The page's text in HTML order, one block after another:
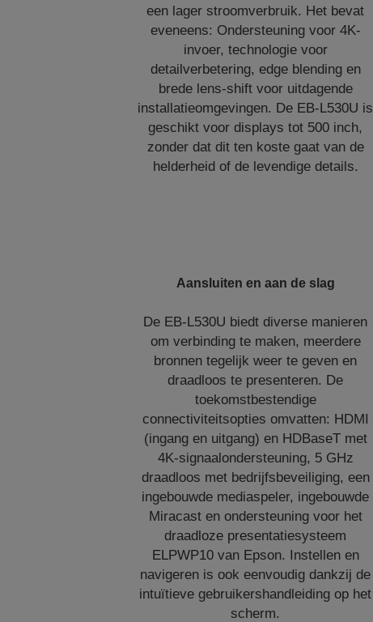
een lager stroomverbruik. Het bevat
eveneens: Ondersteuning voor 4K-
invoer, technologie voor
detailverbetering, edge blending en
brede lens-shift voor uitdagende
installatieomgevingen. De EB-L530U is
geschikt voor displays tot 500 inch,
zonder dat dit ten koste gaat van de
helderheid of de levendige details.
Aansluiten en aan de slag
De EB-L530U biedt diverse manieren
om verbinding te maken, meerdere
bronnen tegelijk weer te geven en
draadloos te presenteren. De
toekomstbestendige
connectiviteitsopties omvatten: HDMI
(ingang en uitgang) en HDBaseT met
4K-signaalondersteuning, 5 GHz
draadloos met bedrijfsbeveiliging, een
ingebouwde mediaspeler, ingebouwde
Miracast en ondersteuning voor het
draadloze presentatiesysteem
ELPWP10 van Epson. Instellen en
navigeren is ook eenvoudig dankzij de
intuïtieve gebruikershandleiding op het
scherm.